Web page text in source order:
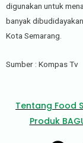
digunakan untuk
banyak
Kota Semarang.
Sumber : Kompas Tv
Tentang Food
Produk